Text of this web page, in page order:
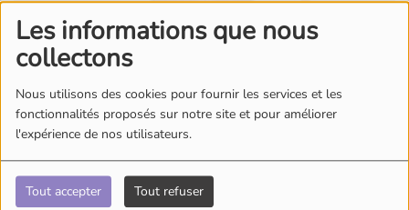
Les informations que nous
collectons
Nous utilisons des cookies pour fournir les services et les
fonctionnalités proposés sur notre site et pour améliorer
l'expérience de nos utilisateurs.
Tout accepter Tout refuser